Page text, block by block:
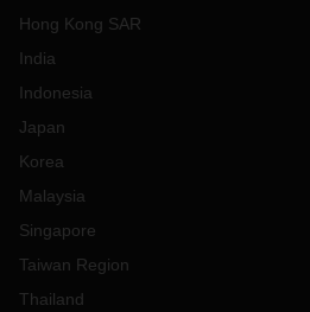
Hong Kong SAR
India
Indonesia
Japan
Korea
Malaysia
Singapore
Taiwan Region
Thailand